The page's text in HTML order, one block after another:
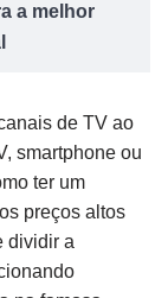
a melhor
de TV ao
smartphone ou
ter um
preços altos
dividir a